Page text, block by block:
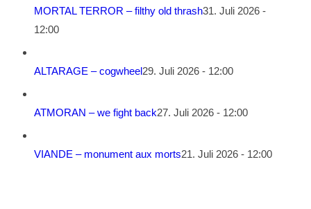
MORTAL TERROR – filthy old thrash31. Juli 2026 -
12:00
ALTARAGE – cogwheel29. Juli 2026 - 12:00
ATMORAN – we fight back27. Juli 2026 - 12:00
VIANDE – monument aux morts21. Juli 2026 - 12:00